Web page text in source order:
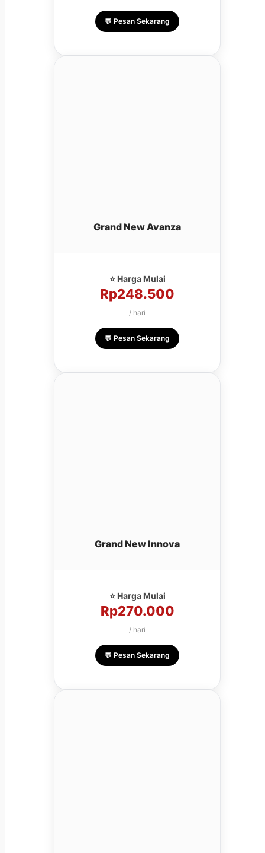
💬 Pesan Sekarang
Grand New Avanza
⭐ Harga Mulai
Rp248.500
/ hari
💬 Pesan Sekarang
Grand New Innova
⭐ Harga Mulai
Rp270.000
/ hari
💬 Pesan Sekarang